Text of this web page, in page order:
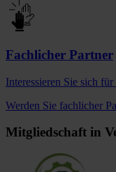
Fachlicher Partner
Interessieren Sie sich
Werden Sie fachlicher
Mitgliedschaft in